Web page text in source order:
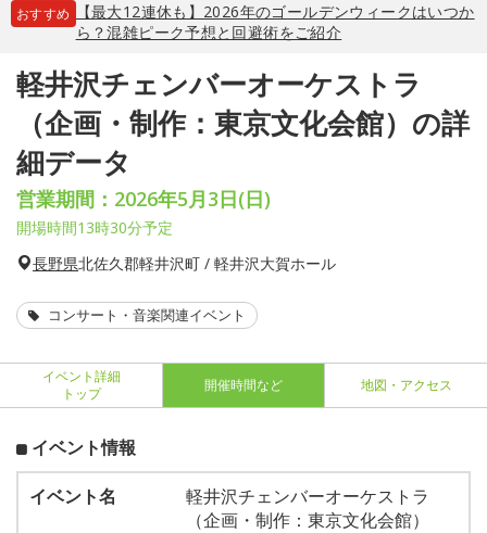
おすすめ
【最大12連休も】2026年のゴールデンウィークはいつか
ら？混雑ピーク予想と回避術をご紹介
軽井沢チェンバーオーケストラ
（企画・制作：東京文化会館）の詳
細データ
営業期間：2026年5月3日(日)
開場時間13時30分予定
長野県北佐久郡軽井沢町 / 軽井沢大賀ホール
コンサート・音楽関連イベント
イベント詳細
トップ
開催時間など 地図・アクセス
イベント情報
イベント名
軽井沢チェンバーオーケストラ
（企画・制作：東京文化会館）